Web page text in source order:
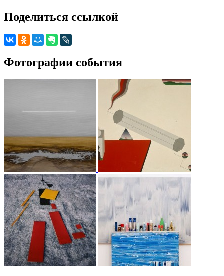
Поделиться ссылкой
Фотографии события